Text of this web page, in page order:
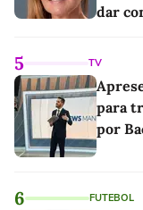
dar
5 TV
para
por
6 FUTEBOL